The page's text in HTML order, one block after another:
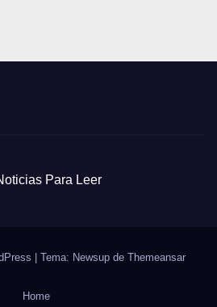
Para Leer
| Tema: Newsup de Themeansar
Home